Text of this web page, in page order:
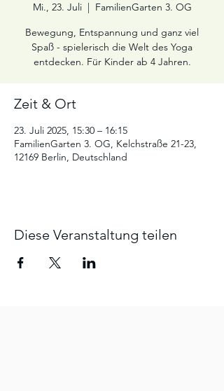
Mi., 23. Juli
  |
FamilienGarten 3. OG
Bewegung, Entspannung und ganz viel
Spaß - spielerisch die Welt des Yoga
entdecken. Für Kinder ab 4 Jahren.
Zeit & Ort
23. Juli 2025, 15:30 – 16:15
FamilienGarten 3. OG, Kelchstraße 21-23,
12169 Berlin, Deutschland
Diese Veranstaltung teilen